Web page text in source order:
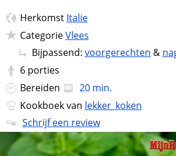
Herkomst Italie
CategorieVlees
Bijpassend: voorgerechten &
6 porties
Bereiden
20 min.
Kookboek van lekker_koken
Schrijf een review